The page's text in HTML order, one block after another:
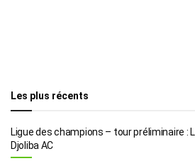
Les plus récents
Ligue des champions – tour préliminaire :
Djoliba AC